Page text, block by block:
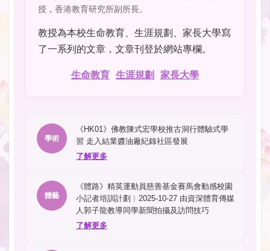
授，香港教育研究所副所長。
教授為本校生命教育、生涯規劃、家長大學寫
了一系列的文章，文章刊登於網站專欄。
生命教育 生涯規劃 家長大學
學術
《HK01》佛教陳式宏學校推古洞行體驗式學
習‎ 走入結業醬油廠紀錄社區發展
了解更多
體藝
《體路》精英運動員慈善基金賽馬會動感校園
小記者培訓計劃︱2025-10-27 由資深體育傳媒
人郭子龍教導同學新聞拍攝及訪問技巧
了解更多